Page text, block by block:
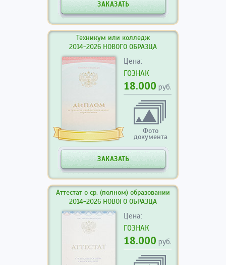
ЗАКАЗАТЬ
Техникум или колледж
2014-2026 НОВОГО ОБРАЗЦА
Цена:
ГОЗНАК
18.000 руб.
Фото
документа
ЗАКАЗАТЬ
Аттестат о ср. (полном) образовании
2014-2026 НОВОГО ОБРАЗЦА
Цена:
ГОЗНАК
18.000 руб.